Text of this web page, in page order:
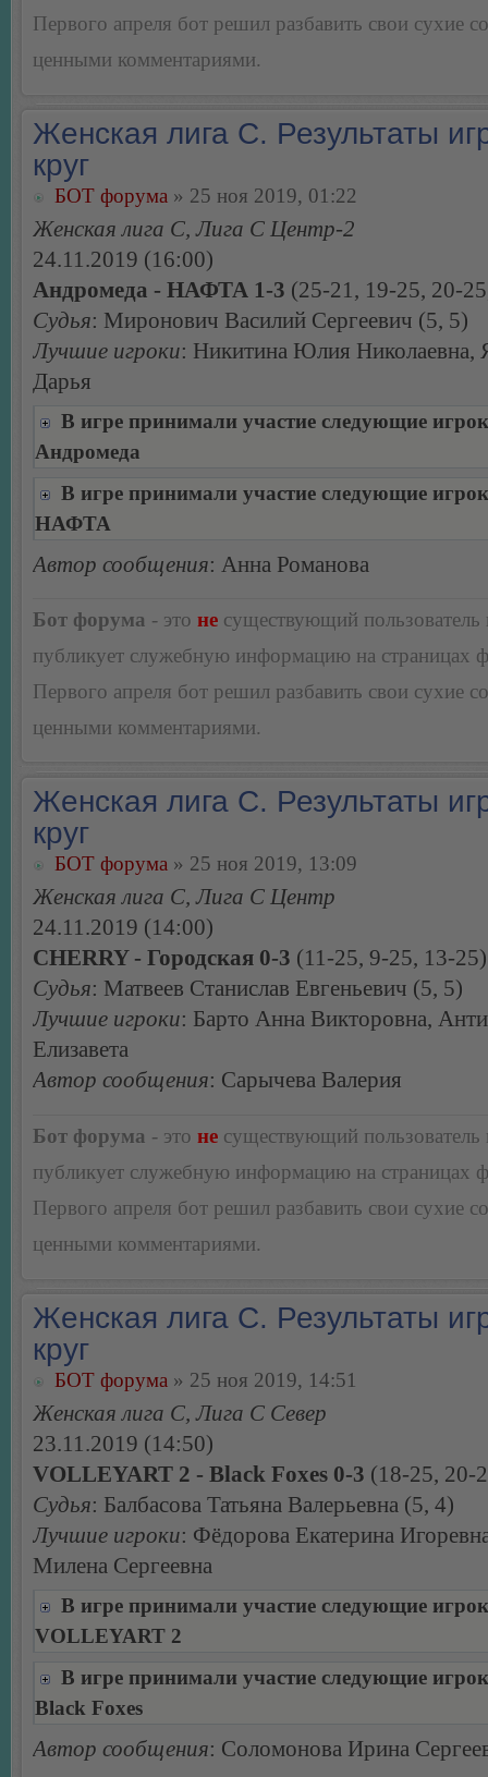
Первого апреля бот решил разбавить свои сухие
ценными комментариями.
Женская лига С. Результаты
круг
БОТ форума » 25 ноя 2019, 01:22
Женская лига С, Лига С Центр-2
24.11.2019 (16:00)
Андромеда - НАФТА 1-3 (25-21, 19-25, 20-
Судья: Миронович Василий Сергеевич (5, 5)
Лучшие игроки: Никитина Юлия Николаевна,
Дарья
В игре принимали участие следующие
Андромеда
В игре принимали участие следующие
НАФТА
Автор сообщения: Анна Романова
Бот форума - это не существующий пользователь
публикует служебную информацию на страницах
Первого апреля бот решил разбавить свои сухие
ценными комментариями.
Женская лига С. Результаты
круг
БОТ форума » 25 ноя 2019, 13:09
Женская лига С, Лига С Центр
24.11.2019 (14:00)
CHERRY - Городская 0-3 (11-25, 9-25, 13-25)
Судья: Матвеев Станислав Евгеньевич (5, 5)
Лучшие игроки: Барто Анна Викторовна,
Елизавета
Автор сообщения: Сарычева Валерия
Бот форума - это не существующий пользователь
публикует служебную информацию на страницах
Первого апреля бот решил разбавить свои сухие
ценными комментариями.
Женская лига С. Результаты
круг
БОТ форума » 25 ноя 2019, 14:51
Женская лига С, Лига С Север
23.11.2019 (14:50)
VOLLEYART 2 - Black Foxes 0-3 (18-25, 20-
Судья: Балбасова Татьяна Валерьевна (5, 4)
Лучшие игроки: Фёдорова Екатерина
Милена Сергеевна
В игре принимали участие следующие
VOLLEYART 2
В игре принимали участие следующие
Black Foxes
Автор сообщения: Соломонова Ирина